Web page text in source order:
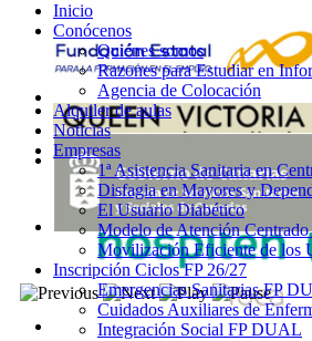
Inicio
Conócenos
Quiénes somos
Razones para Estudiar en
Agencia de Colocación
Alquiler de aulas
Noticias
Empresas
1ª Asistencia Sanitaria en
Disfagia en Mayores y
El Usuario Diabético
Modelo de Atención
Movilización Eficiente de los
Inscripción Ciclos FP 26/27
Emergencias Sanitarias FP
Cuidados Auxiliares de
Integración Social FP DUAL